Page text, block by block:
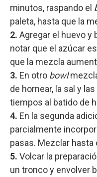
minutos, raspando el
paleta, hasta que la
2. Agregar el huevo y
notar que el azúcar
que la mezcla
3. En otro bowl
de hornear, la sal y
tiempos al batido de
4. En la segunda
parcialmente
pasas. Mezclar
5. Volcar la
un tronco y envolver